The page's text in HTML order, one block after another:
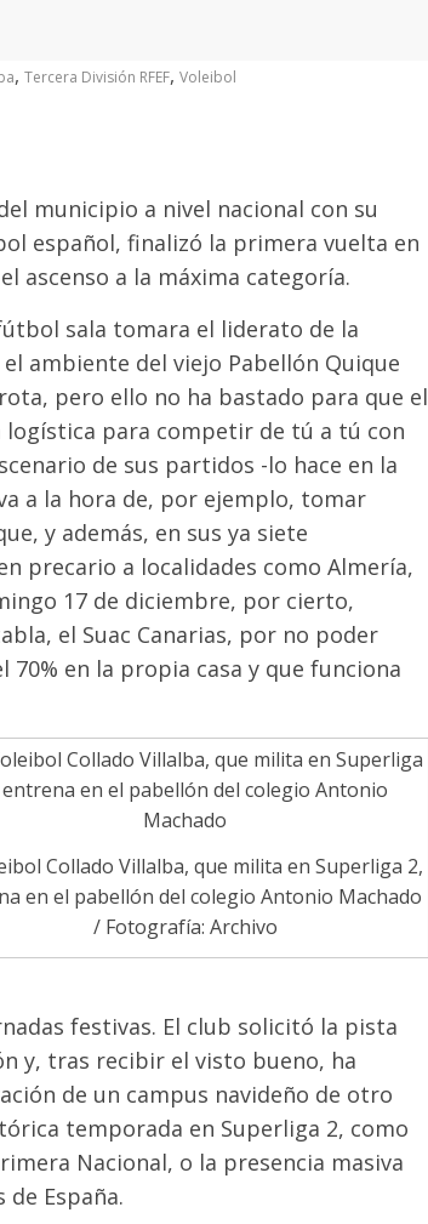
, Tercera División RFEF, Voleibol
municipio a nivel nacional con su
español, finalizó la primera vuelta en
ascenso a la máxima categoría.
sala tomara el liderato de la
ambiente del viejo Pabellón Quique
pero ello no ha bastado para que el
logística para competir de tú a tú con
de sus partidos -lo hace en la
a la hora de, por ejemplo, tomar
y además, en sus ya siete
precario a localidades como Almería,
17 de diciembre, por cierto,
el Suac Canarias, por no poder
en la propia casa y que funciona
Collado Villalba, que milita en Superliga 2,
en el pabellón del colegio Antonio Machado
/ Fotografía: Archivo
festivas. El club solicitó la pista
y, tras recibir el visto bueno, ha
de un campus navideño de otro
temporada en Superliga 2, como
Nacional, o la presencia masiva
España.